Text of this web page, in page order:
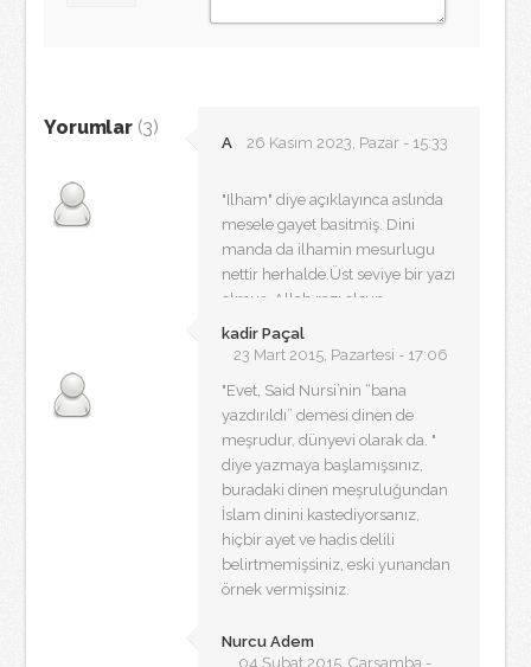
Yorumlar (3)
A 26 Kasım 2023, Pazar - 15:33
"Ilham" diye açıklayınca aslında
mesele gayet basitmiş. Dini
manda da ilhamin mesurlugu
nettir herhalde.Üst seviye bir yazı
olmuş. Allah razı olsun.
kadir Paçal
23 Mart 2015, Pazartesi - 17:06
"Evet, Said Nursi’nin “bana
yazdırıldı” demesi dinen de
meşrudur, dünyevi olarak da. "
diye yazmaya başlamışsınız,
buradaki dinen meşruluğundan
İslam dinini kastediyorsanız,
hiçbir ayet ve hadis delili
belirtmemişsiniz, eski yunandan
örnek vermişsiniz.
Nurcu Adem
04 Şubat 2015, Çarşamba -